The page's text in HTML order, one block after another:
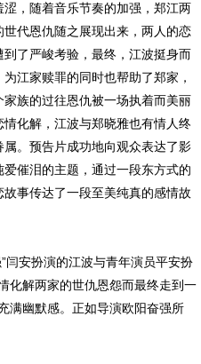
涩，随着音乐节奏的加强，郑江两
世代恩仇随之展现出来，两人的恋
到了严峻考验，最终，江波挺身而
为江家赎罪的同时也帮助了郑家，
家族的过往恩仇被一场执着而美丽
情化解，江波与郑晓雅也有情人终
属。预告片成功地向观众表达了影
爱催泪的主题，通过一段东方式的
故事传达了一段至美纯真的感情故
安扮演的江波与青年演员平安扮
化解两家的世仇恩怨而最终走到一
满幽默感。正如导演欧阳奋强所